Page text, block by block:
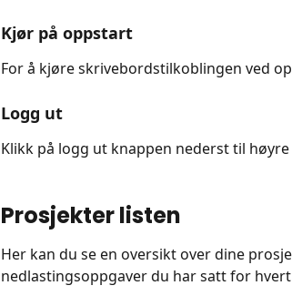
Kjør på oppstart
For å kjøre skrivebordstilkoblingen ved
Logg ut
Klikk på logg ut knappen nederst til
Prosjekter listen
Her kan du se en oversikt over dine
nedlastingsoppgaver du har satt for